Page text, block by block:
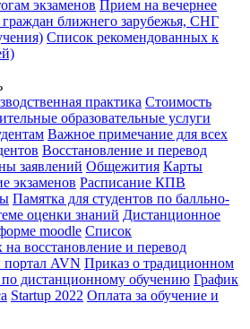
экзаменов Прием на вечернее
ближнего зарубежья, СНГ
Список рекомендованных к
практика Стоимость
образовательные услуги
Важное примечание для всех
Восстановление и перевод
заявлений Общежития Карты
экзаменов Расписание КПВ
Памятка для студентов по балльно-
оценки знаний Дистанционное
moodle Список
восстановление и перевод
портал AVN Приказ о традиционном
дистанционному обучению График
Startup 2022 Оплата за обучение и